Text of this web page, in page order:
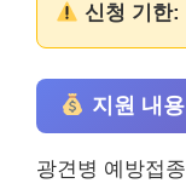
신청 기한:
지원 내
광견병 예방접종